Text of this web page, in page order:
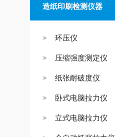
造纸印刷检测仪器
环压仪
压缩强度测定仪
纸张耐破度仪
卧式电脑拉力仪
立式电脑拉力仪